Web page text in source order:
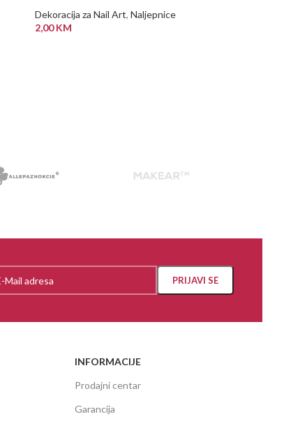
Dekoracija za Nail Art, Naljepnice
2,00KM
INFORMACIJE
Prodajni centar
Garancija